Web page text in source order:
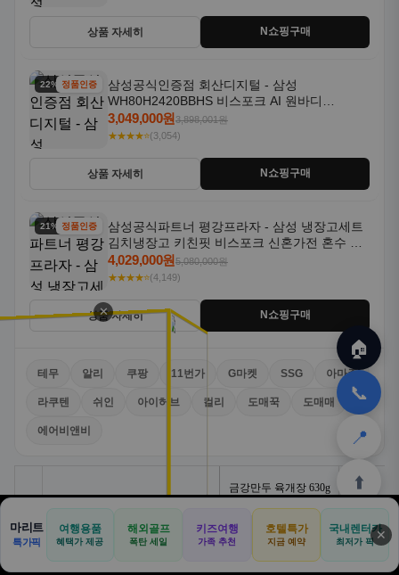
상품 자세히 N쇼핑구매
22% 할인정품인증
삼성공식인증점 회산디지털 - 삼성
WH80H2420BBHS 비스포크 AI 원바디
24kg+20kg 세제자동투입 1등급
3,049,000원3,898,001원
★★★★⭐(3,054)
상품 자세히 N쇼핑구매
21% 할인정품인증
삼성공식파트너 평강프라자 - 삼성 냉장고세트
김치냉장고 키친핏 비스포크 신혼가전 혼수 입
주가전 빌트인 화이트
4,029,000원5,080,000원
★★★★⭐(4,149)
상품 자세히 N쇼핑구매
테무 알리 쿠팡 11번가 G마켓 SSG 아마존
라쿠텐 쉬인 아이허브 컬리 도매꾹 도매매
에어비앤비
🏠
✈️
공항
⛳
📋
🛒
쿠팡
🎁
테무
🏠
📞
📍
⬆️
🏠 📝
견적
🚐
기사등록
🛒
아마존
✕
마리트
특가픽
여행용품
혜택가 제공
해외골프
폭탄 세일
키즈여행
가족 추천
호텔특가
지금 예약
국내렌터카
최저가 픽 ✕